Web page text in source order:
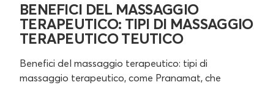
BENEFICI DEL MASSAGGIO
TERAPEUTICO: TIPI DI MASSAGGIO
TERAPEUTICO TEUTICO
Benefici del massaggio terapeutico: tipi di
massaggio terapeutico, come Pranamat, che